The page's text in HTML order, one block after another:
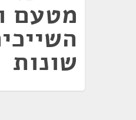
מטעם
שונות